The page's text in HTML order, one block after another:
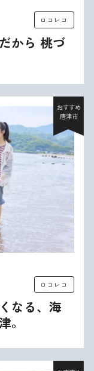
ロコレコ
から 桃づ
おすすめ
唐津市
ロコレコ
なる、海
。